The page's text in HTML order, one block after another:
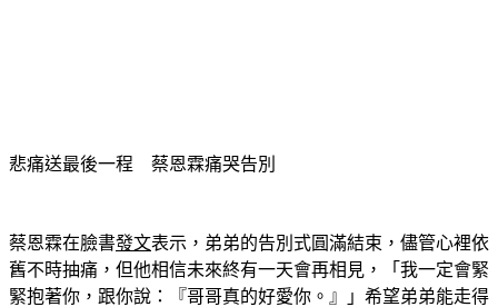
舊不時抽痛，但他相信未來終有一天會再相見，「我一定會緊
緊抱著你，跟你說：『哥哥真的好愛你。』」希望弟弟能走得
無牽掛，自己會照顧好家人，也會替弟弟完成夢想，隨身攜帶